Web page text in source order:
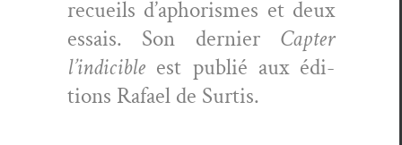
recueils d’aphorismes et deux
essais. Son dernier Capter
l’indicibleest pub­lié aux édi­
tions Rafael de Surtis.